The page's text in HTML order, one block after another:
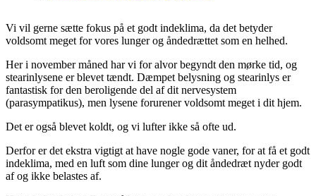
Vi vil gerne sætte fokus på et godt indeklima, da det betyder
voldsomt meget for vores lunger og åndedrættet som en helhed.
Her i november måned har vi for alvor begyndt den mørke tid, og
stearinlysene er blevet tændt. Dæmpet belysning og stearinlys er
fantastisk for den beroligende del af dit nervesystem
(parasympatikus), men lysene forurener voldsomt meget i dit hjem.
Det er også blevet koldt, og vi lufter ikke så ofte ud.
Derfor er det ekstra vigtigt at have nogle gode vaner, for at få et godt
indeklima, med en luft som dine lunger og dit åndedræt nyder godt
af og ikke belastes af.